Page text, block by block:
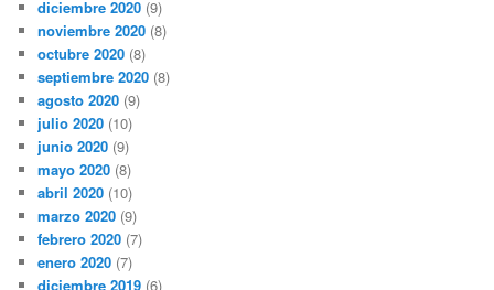
diciembre 2020 (9)
noviembre 2020 (8)
octubre 2020 (8)
septiembre 2020 (8)
agosto 2020 (9)
julio 2020 (10)
junio 2020 (9)
mayo 2020 (8)
abril 2020 (10)
marzo 2020 (9)
febrero 2020 (7)
enero 2020 (7)
diciembre 2019 (6)